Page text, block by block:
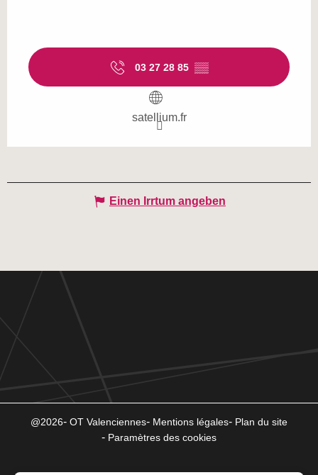
03 27 28 85 ▒▒
satellium.fr
Einen Irrtum angeben
@2026 OT Valenciennes Mentions légales
Plan du site
Paramètres des cookies